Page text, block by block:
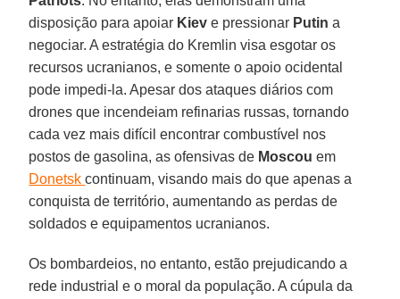
disposição para apoiar Kiev e pressionar Putin a
negociar. A estratégia do Kremlin visa esgotar os
recursos ucranianos, e somente o apoio ocidental
pode impedi-la. Apesar dos ataques diários com
drones que incendeiam refinarias russas, tornando
cada vez mais difícil encontrar combustível nos
postos de gasolina, as ofensivas de Moscou em
Donetskcontinuam, visando mais do que apenas a
conquista de território, aumentando as perdas de
soldados e equipamentos ucranianos.
Os bombardeios, no entanto, estão prejudicando a
rede industrial e o moral da população. A cúpula da